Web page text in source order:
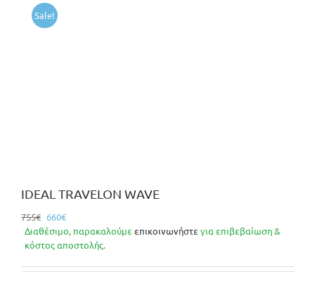
Sale!
IDEAL TRAVELON WAVE
755€ Original
price
was:
660€Η
τρέχουσα
τιμή
660€.
Διαθέσιμο, παρακαλούμε επικοινωνήστε για επιβεβαίωση &
κόστος αποστολής.